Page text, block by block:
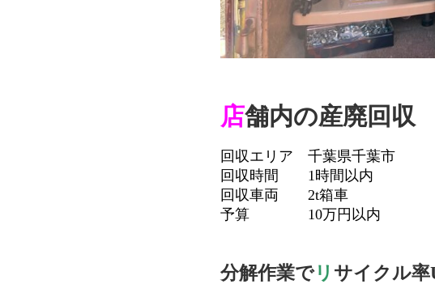
店舗内の産廃回収
回収エリア 千葉県千葉市
回収時間 1時間以内
回収車両 2t箱車
予算 10万円以内
分解作業でリ サイクル率